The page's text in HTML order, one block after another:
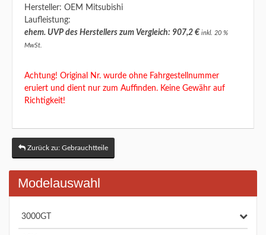
Hersteller: OEM Mitsubishi
Laufleistung:
ehem. UVP des Herstellers zum Vergleich: 907,2 € inkl. 20 %
MwSt.
Achtung! Original Nr. wurde ohne Fahrgestellnummer
eruiert und dient nur zum Auffinden. Keine Gewähr auf
Richtigkeit!
Zurück zu: Gebrauchtteile
Modelauswahl
3000GT